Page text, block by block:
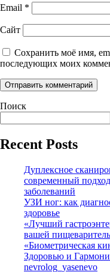
Email *
Сайт
Сохранить моё имя,
последующих моих
Поиск
Recent Posts
Дуплексное
современный
заболеваний
УЗИ ног: как
здоровье
«Лучший
вашей
«Биометрическая
Здоровью и
nevrolog_yasenevo